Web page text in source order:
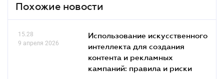
Похожие новости
15.28
9 апреля 2026
Использование искусственного
интеллекта для создания
контента и рекламных
кампаний: правила и риски